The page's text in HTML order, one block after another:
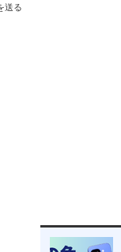
送る